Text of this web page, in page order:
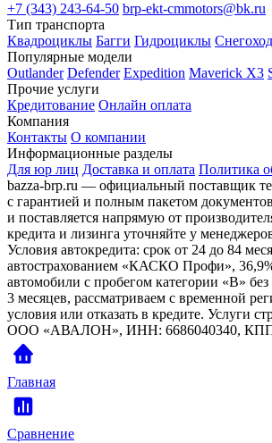
+7 (343) 243-64-50 brp-ekt-cmmotors@bk.ru
Тип транспорта
Квадроциклы Багги Гидроциклы
Популярные модели
Outlander Defender Expedition Maverick X3
Прочие услуги
Кредитование Онлайн оплата
Компания
Контакты О компании
Информационные разделы
Для юр лиц Доставка и оплата Политика
bazza-brp.ru — официальный поставщик
с гарантией и полным пакетом
и поставляется напрямую от
кредита и лизинга уточняйте у
Условия автокредита: срок от 24 до 84
автострахованием «КАСКО Профи»,
автомобили с пробегом категории «B»
3 месяцев, рассматриваем с временной
условия или отказать в кредите. Услуги
ООО «АВАЛОН», ИНН: 6686040340, КПП:
Главная
Сравнение